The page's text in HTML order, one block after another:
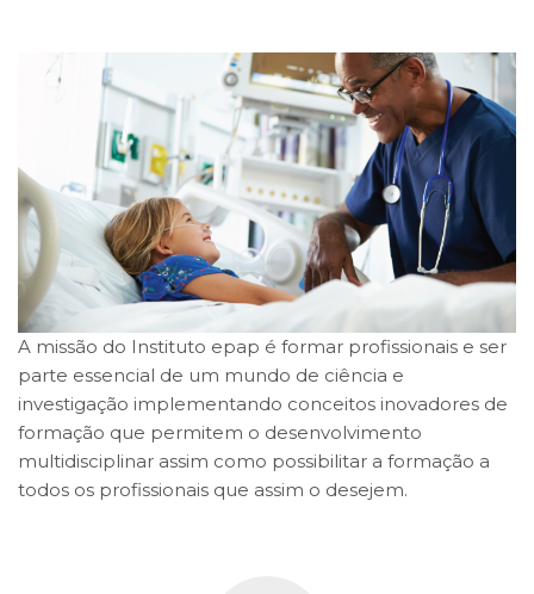
A missão do Instituto epap é formar profissionais e ser
parte essencial de um mundo de ciência e
investigação implementando conceitos inovadores de
formação que permitem o desenvolvimento
multidisciplinar assim como possibilitar a formação a
todos os profissionais que assim o desejem.